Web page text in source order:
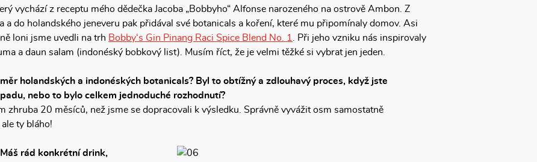
vychází z receptu mého dědečka Jacoba „Bobbyho“ Alfonse narozeného na ostrově Ambon. Z
a do holandského jeneveru pak přidával své botanicals a koření, které mu připomínaly domov. Asi
loni jsme uvedli na trh Bobby‘s Gin Pinang Raci Spice Blend No. 1
. Při jeho vzniku nás inspirovaly
a daun salam (indonéský bobkový list). Musím říct, že je velmi těžké si vybrat jen jeden.
holandských a indonéských botanicals? Byl to obtížný a zdlouhavý proces, když jste
nebo to bylo celkem jednoduché rozhodnutí?
zhruba 20 měsíců, než jsme se dopracovali k výsledku. Správně vyvážit osm samostatně
ty bláho!
rád konkrétní drink,